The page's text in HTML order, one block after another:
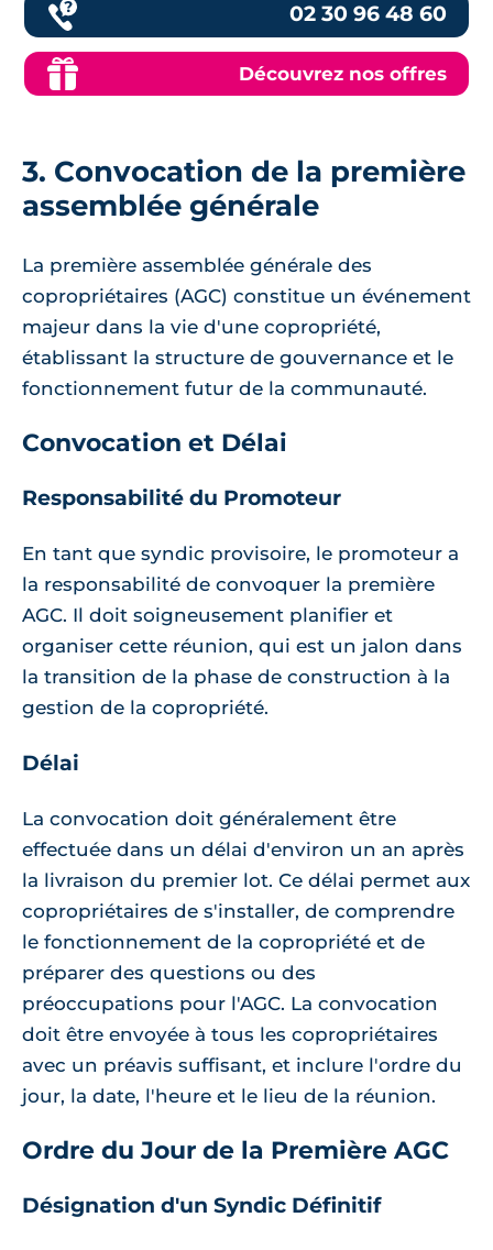
02 30 96 48 60
Découvrez nos offres
3. Convocation de la première
assemblée générale
La première assemblée générale des
copropriétaires (AGC) constitue un événement
majeur dans la vie d'une copropriété,
établissant la structure de gouvernance et le
fonctionnement futur de la communauté.
Convocation et Délai
Responsabilité du Promoteur
En tant que syndic provisoire, le promoteur a
la responsabilité de convoquer la première
AGC. Il doit soigneusement planifier et
organiser cette réunion, qui est un jalon dans
la transition de la phase de construction à la
gestion de la copropriété.
Délai
La convocation doit généralement être
effectuée dans un délai d'environ un an après
la livraison du premier lot. Ce délai permet aux
copropriétaires de s'installer, de comprendre
le fonctionnement de la copropriété et de
préparer des questions ou des
préoccupations pour l'AGC. La convocation
doit être envoyée à tous les copropriétaires
avec un préavis suffisant, et inclure l'ordre du
jour, la date, l'heure et le lieu de la réunion.
Ordre du Jour de la Première AGC
Désignation d'un Syndic Définitif